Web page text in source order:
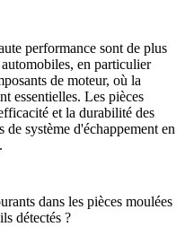
performance sont de plus
automobiles, en particulier
de moteur, où la
essentielles. Les pièces
et la durabilité des
de système d'échappement en
.
dans les pièces moulées
détectés ?